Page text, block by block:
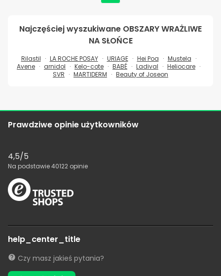
Najczęściej wyszukiwane OBSZARY WRAŻLIWE
NA SŁOŃCE
Rilastil LA ROCHE POSAY URIAGE Hei Poa
Mustela
Avene
arnidol Kelo-cote BABÉ Ladival
Heliocare
SVR
MARTIDERM Beauty of Joseon
Prawdziwe opinie użytkowników
4,5/5
Na podstawie40122 opinie
help_center_title
Czy masz jakieś pytania?